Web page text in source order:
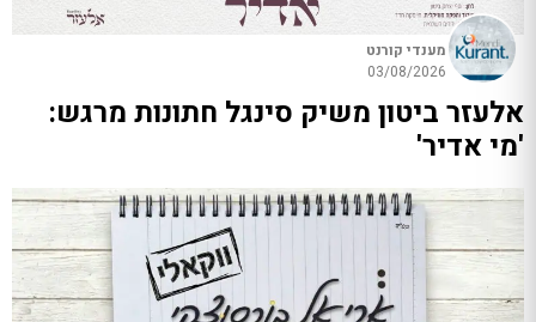
מענדי קורנט
03/08/2026
אלעזר ביטון משיק סינגל חתונות מרגש:
'מי אדיר'